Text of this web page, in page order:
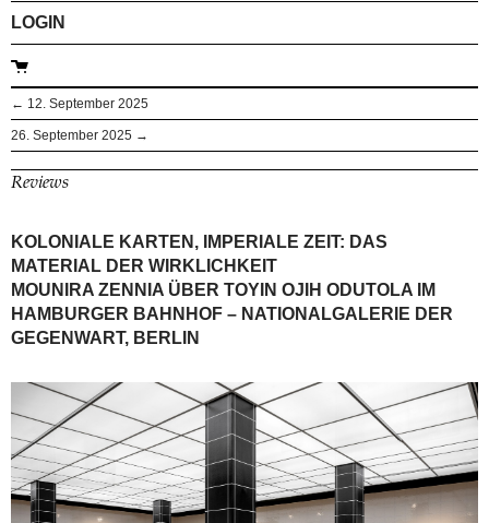
LOGIN
← 12. September 2025
26. September 2025 →
Reviews
KOLONIALE KARTEN, IMPERIALE ZEIT: DAS
MATERIAL DER WIRKLICHKEIT
MOUNIRA ZENNIA ÜBER TOYIN OJIH ODUTOLA IM
HAMBURGER BAHNHOF – NATIONALGALERIE DER
GEGENWART, BERLIN